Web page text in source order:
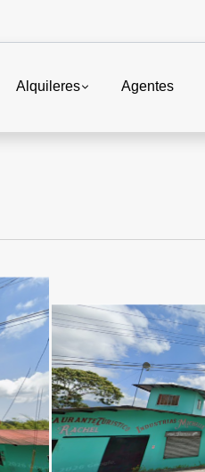
Alquileres Agentes